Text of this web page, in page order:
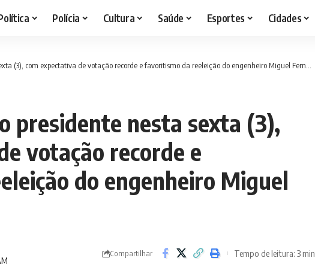
Polícia Cultura Saúde Esportes Cidades
(3), com expectativa de votação recorde e favoritismo da reeleição do engenheiro Miguel Fernández
presidente nesta sexta (3),
votação recorde e
do engenheiro Miguel
Compartilhar Tempo de leitura: 3 min